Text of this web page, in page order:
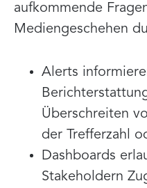
aufkommende
Mediengeschehen
Alerts
Überschreiten
der Trefferzahl
Dashboards
Stakeholdern